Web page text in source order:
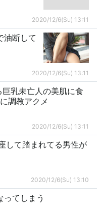
2020/12/6(Su) 13:11
油断して
2020/12/6(Su) 13:11
乳未亡人の美肌に食
調教アクメ
2020/12/6(Su) 13:11
して踏まれてる男性が
2020/12/6(Su) 13:10
ってしまう